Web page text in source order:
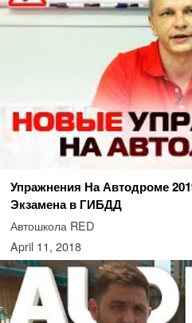
Упражнения На Автодроме
Экзамена в ГИБДД
Автошкола RED
April 11, 2018